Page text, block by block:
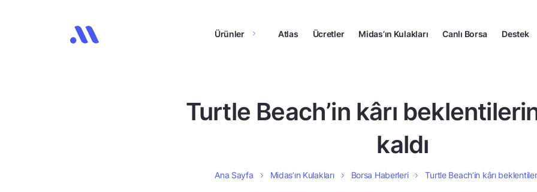
Ürünler Atlas Ücretler Midas’ın Kulakları Canlı Borsa Destek
Turtle Beach’in kârı
kaldı
Ana Sayfa Midas’ın Kulakları Borsa Haberleri Turtle Beach’in kârı